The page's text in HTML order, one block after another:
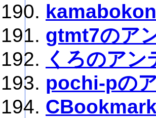
gtmt7のア
くろのアン
pochi-pの